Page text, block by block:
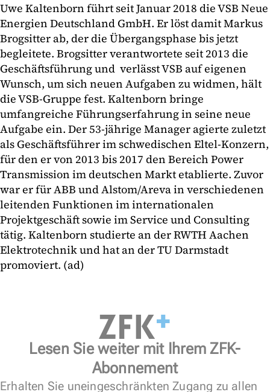
Uwe Kaltenborn führt seit Januar 2018 die VSB Neue
Energien Deutschland GmbH. Er löst damit Markus
Brogsitter ab, der die Übergangsphase bis jetzt
begleitete. Brogsitter verantwortete seit 2013 die
Geschäftsführung und verlässt VSB auf eigenen
Wunsch, um sich neuen Aufgaben zu widmen, hält
die VSB-Gruppe fest. Kaltenborn bringe
umfangreiche Führungserfahrung in seine neue
Aufgabe ein. Der 53-jährige Manager agierte zuletzt
als Geschäftsführer im schwedischen Eltel-Konzern,
für den er von 2013 bis 2017 den Bereich Power
Transmission im deutschen Markt etablierte. Zuvor
war er für ABB und Alstom/Areva in verschiedenen
leitenden Funktionen im internationalen
Projektgeschäft sowie im Service und Consulting
tätig. Kaltenborn studierte an der RWTH Aachen
Elektrotechnik und hat an der TU Darmstadt
promoviert. (ad)
Lesen Sie weiter mit Ihrem ZFK-
Abonnement
Erhalten Sie uneingeschränkten Zugang zu allen